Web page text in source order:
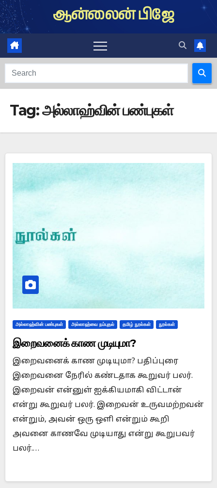
Skip
to
content
ஆன்லைன் பிஜே
Tag:அல்லாஹ்வின் பண்புகள்
அல்லாஹ்வின் பண்புகள் அல்லாஹ்வை நம்புதல் தமிழ் நூல்கள் நூல்கள்
இறைவனைக் காண முடியுமா?
இறைவனைக் காண முடியுமா? பதிப்புரை
இறைவனை நேரில் கண்டதாக கூறுவர் பலர்.
இறைவன் என்னுள் ஐக்கியமாகி விட்டான்
என்று கூறுவர் பலர். இறைவன் உருவமற்றவன்
என்றும், அவன் ஒரு ஒளி என்றும் கூறி
அவனை காணவே முடியாது என்று கூறுபவர்
பலர்.…